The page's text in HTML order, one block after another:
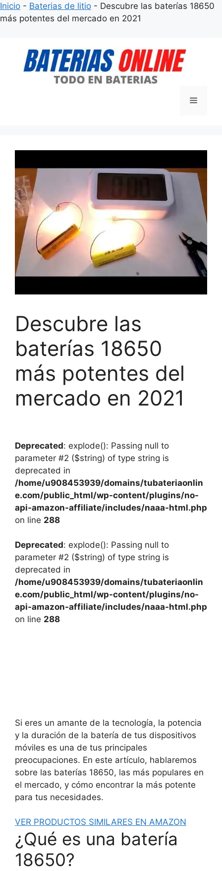
Inicio - Baterias de litio - Descubre las baterías 18650
más potentes del mercado en 2021
contenido
Menú
Descubre las
baterías 18650
más potentes del
mercado en 2021
Deprecated: explode(): Passing null to
parameter #2 ($string) of type string is
deprecated in
/home/u908453939/domains/tubateriaonlin
e.com/public_html/wp-content/plugins/no-
api-amazon-affiliate/includes/naaa-html.php
on line 288
Deprecated: explode(): Passing null to
parameter #2 ($string) of type string is
deprecated in
/home/u908453939/domains/tubateriaonlin
e.com/public_html/wp-content/plugins/no-
api-amazon-affiliate/includes/naaa-html.php
on line 288
Si eres un amante de la tecnología, la potencia
y la duración de la batería de tus dispositivos
móviles es una de tus principales
preocupaciones. En este artículo, hablaremos
sobre las baterías 18650, las más populares en
el mercado, y cómo encontrar la más potente
para tus necesidades.
VER PRODUCTOS SIMILARES EN AMAZON
¿Qué es una batería
18650?